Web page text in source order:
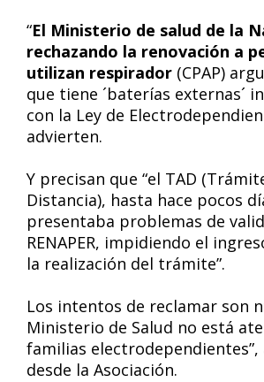
“El Ministerio de salud de la
rechazando la renovación a
utilizan respirador (CPAP)
que tiene ´baterías externas´
con la Ley de
advierten.
Y precisan que “el TAD
Distancia), hasta hace pocos
presentaba problemas de
RENAPER, impidiendo el
la realización del trámite”.
Los intentos de reclamar son
Ministerio de Salud no está
familias
desde la Asociación.